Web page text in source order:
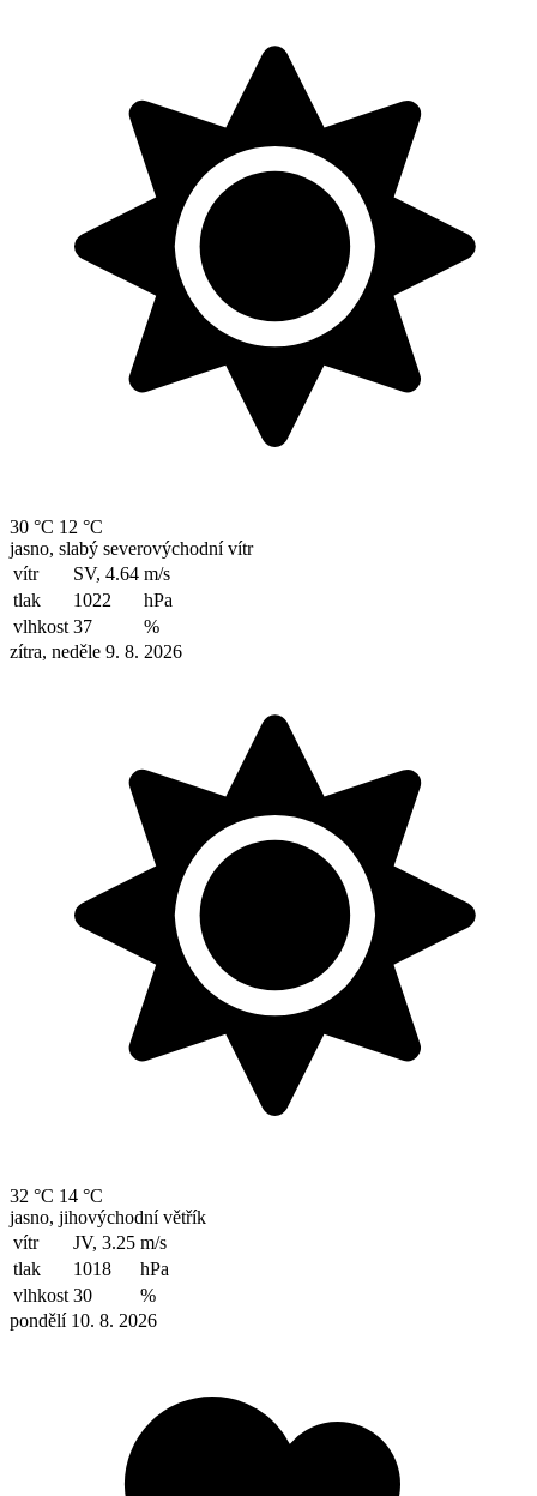
30 °C 12 °C
jasno, slabý severovýchodní vítr
vítr
SV, 4.64 m/s
tlak
1022
hPa
vlhkost 37
%
zítra, neděle 9. 8. 2026
32 °C 14 °C
jasno, jihovýchodní větřík
vítr
JV, 3.25 m/s
tlak
1018
hPa
vlhkost 30
%
pondělí 10. 8. 2026